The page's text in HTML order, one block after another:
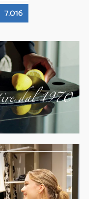
7.016